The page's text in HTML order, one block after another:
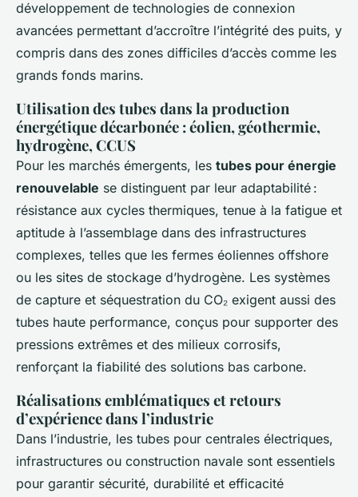
développement de technologies de connexion
avancées permettant d’accroître l’intégrité des puits, y
compris dans des zones difficiles d’accès comme les
grands fonds marins.
Utilisation des tubes dans la production
énergétique décarbonée : éolien, géothermie,
hydrogène, CCUS
Pour les marchés émergents, les tubes pour énergie
renouvelable se distinguent par leur adaptabilité :
résistance aux cycles thermiques, tenue à la fatigue et
aptitude à l’assemblage dans des infrastructures
complexes, telles que les fermes éoliennes offshore
ou les sites de stockage d’hydrogène. Les systèmes
de capture et séquestration du CO₂ exigent aussi des
tubes haute performance, conçus pour supporter des
pressions extrêmes et des milieux corrosifs,
renforçant la fiabilité des solutions bas carbone.
Réalisations emblématiques et retours
d’expérience dans l’industrie
Dans l’industrie, les tubes pour centrales électriques,
infrastructures ou construction navale sont essentiels
pour garantir sécurité, durabilité et efficacité